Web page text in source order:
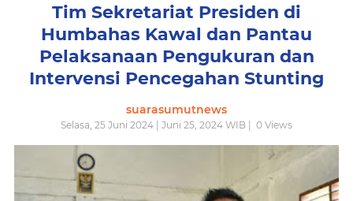
Tim Sekretariat Presiden di
Humbahas Kawal dan Pantau
Pelaksanaan Pengukuran dan
Intervensi Pencegahan Stunting
suarasumutnews
Selasa, 25 Juni 2024 | Juni 25, 2024 WIB | 0 Views